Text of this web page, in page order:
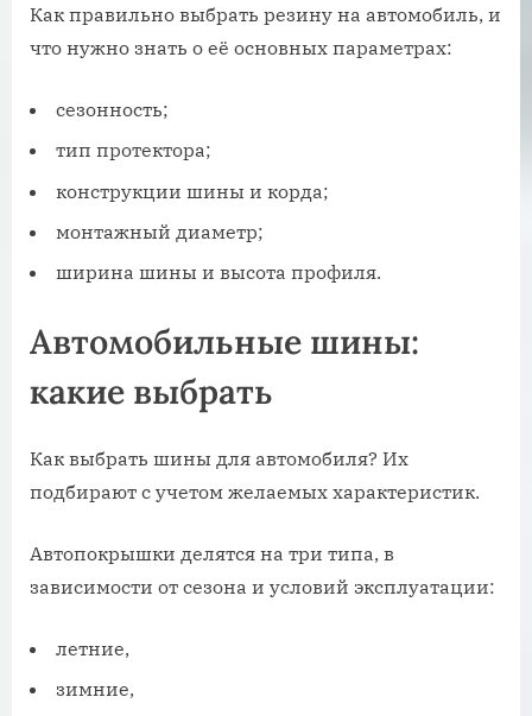
Как правильно выбрать резину на автомобиль, и
что нужно знать о её основных параметрах:
сезонность;
тип протектора;
конструкции шины и корда;
монтажный диаметр;
ширина шины и высота профиля.
Автомобильные шины:
какие выбрать
Как выбрать шины для автомобиля? Их
подбирают с учетом желаемых характеристик.
Автопокрышки делятся на три типа, в
зависимости от сезона и условий эксплуатации:
летние,
зимние,